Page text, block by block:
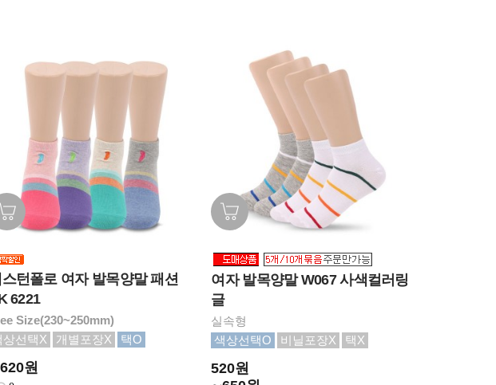
턴폴로 여자 발목양말 패션
6221
Size(230~250mm)
상선택X
개별포장X 택O
원
여자 발목양말 W067 사색컬러링
글
실속형
색상선택O
비닐포장X 택X
520원